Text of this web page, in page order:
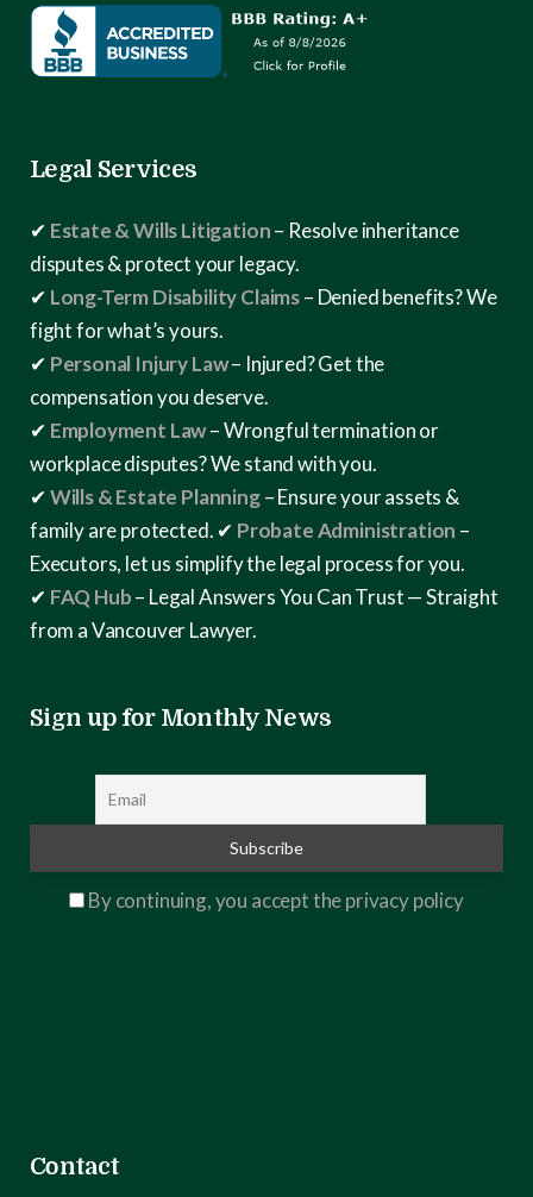
Legal Services
✔ Estate & Wills Litigation– Resolve inheritance
disputes & protect your legacy.
✔ Long-Term Disability Claims– Denied benefits? We
fight for what’s yours.
✔ Personal Injury Law– Injured? Get the
compensation you deserve.
✔ Employment Law– Wrongful termination or
workplace disputes? We stand with you.
✔Wills & Estate Planning– Ensure your assets &
family are protected. ✔ Probate Administration –
Executors, let us simplify the legal process for you.
✔ FAQ Hub– Legal Answers You Can Trust — Straight
from a Vancouver Lawyer.
Sign up for Monthly News
By continuing, you accept the privacy policy
Contact